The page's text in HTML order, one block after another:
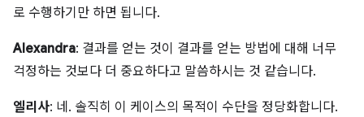
로 수행하기만 하면 됩니다.
Alexandra: 결과를 얻는 것이 결과를 얻는 방법에 대해 너무
걱정하는 것보다 더 중요하다고 말씀하시는 것 같습니다.
엘리사: 네. 솔직히 이 케이스의 목적이 수단을 정당화합니다.